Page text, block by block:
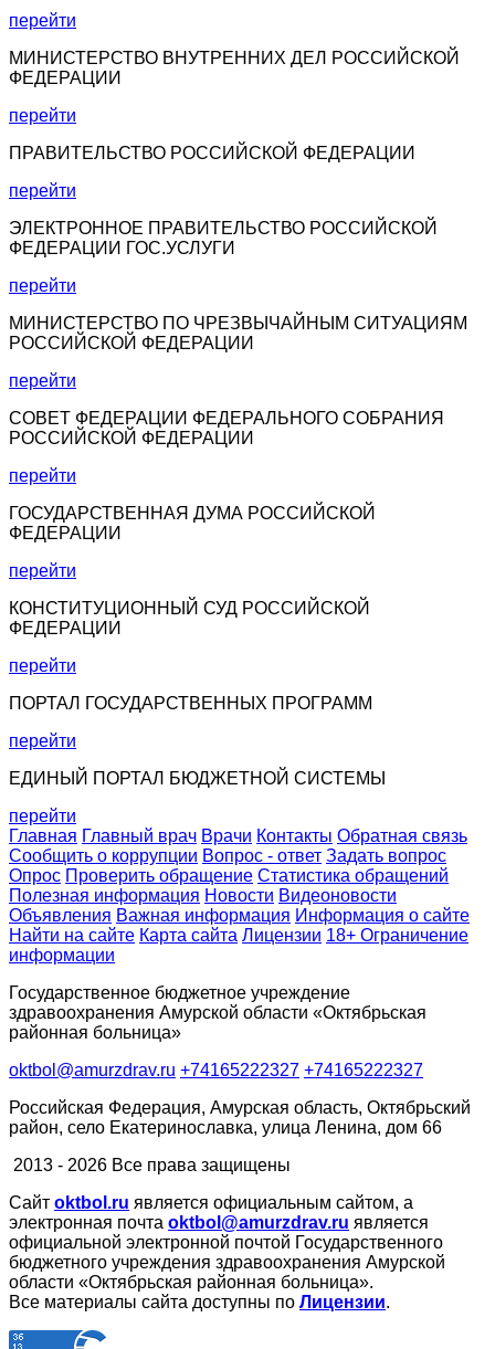
перейти
МИНИСТЕРСТВО ВНУТРЕННИХ ДЕЛ РОССИЙСКОЙ
ФЕДЕРАЦИИ
перейти
ПРАВИТЕЛЬСТВО РОССИЙСКОЙ ФЕДЕРАЦИИ
перейти
ЭЛЕКТРОННОЕ ПРАВИТЕЛЬСТВО РОССИЙСКОЙ
ФЕДЕРАЦИИ ГОС.УСЛУГИ
перейти
МИНИСТЕРСТВО ПО ЧРЕЗВЫЧАЙНЫМ СИТУАЦИЯМ
РОССИЙСКОЙ ФЕДЕРАЦИИ
перейти
СОВЕТ ФЕДЕРАЦИИ ФЕДЕРАЛЬНОГО СОБРАНИЯ
РОССИЙСКОЙ ФЕДЕРАЦИИ
перейти
ГОСУДАРСТВЕННАЯ ДУМА РОССИЙСКОЙ
ФЕДЕРАЦИИ
перейти
КОНСТИТУЦИОННЫЙ СУД РОССИЙСКОЙ
ФЕДЕРАЦИИ
перейти
ПОРТАЛ ГОСУДАРСТВЕННЫХ ПРОГРАММ
перейти
ЕДИНЫЙ ПОРТАЛ БЮДЖЕТНОЙ СИСТЕМЫ
перейти
Главная Главный врач Врачи Контакты Обратная связь
Сообщить о коррупции Вопрос - ответ Задать вопрос
Опрос Проверить обращение Статистика обращений
Полезная информация Новости Видеоновости
Объявления Важная информация Информация о сайте
Найти на сайте Карта сайта Лицензии 18+ Ограничение
информации
Государственное бюджетное учреждение
здравоохранения Амурской области «Октябрьская
районная больница»
oktbol@amurzdrav.ru +74165222327 +74165222327
Российская Федерация, Амурская область, Октябрьский
район, село Екатеринославка, улица Ленина, дом 66
2013 - 2026 Все права защищены
Сайт oktbol.ru является официальным сайтом, а
электронная почта oktbol@amurzdrav.ru является
официальной электронной почтой Государственного
бюджетного учреждения здравоохранения Амурской
области «Октябрьская районная больница».
Все материалы сайта доступны по Лицензии.